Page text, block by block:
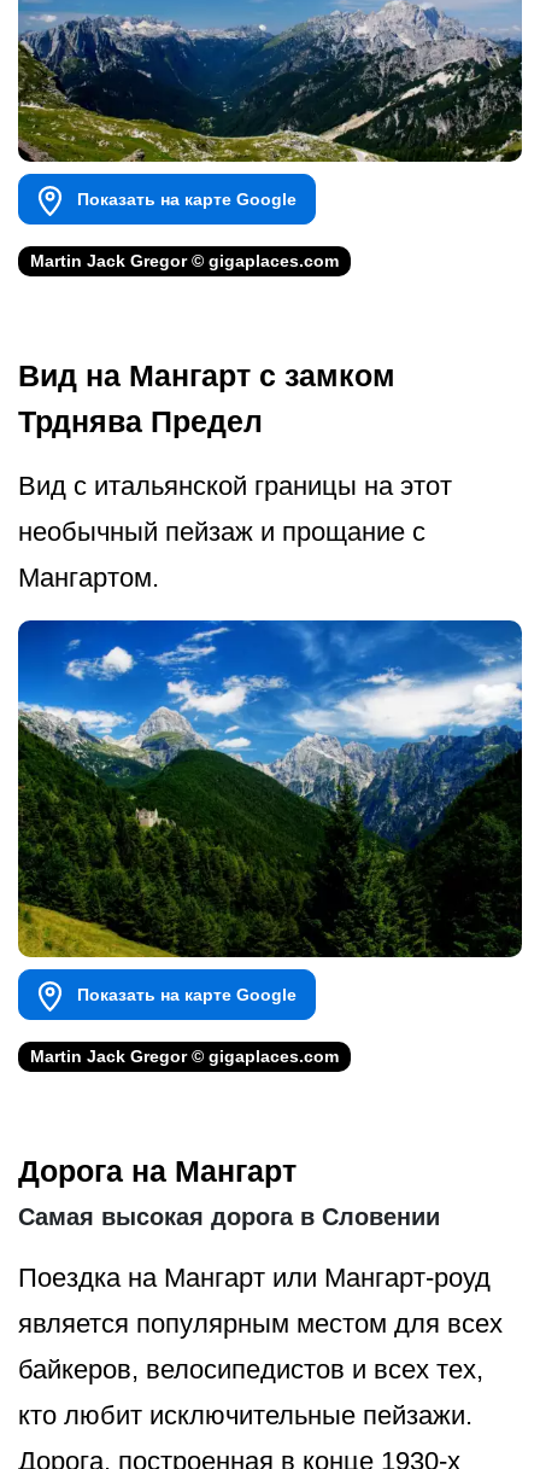
Показать на карте Google
Martin Jack Gregor © gigaplaces.com
Вид на Мангарт с замком
Трднява Предел
Вид с итальянской границы на этот
необычный пейзаж и прощание с
Мангартом.
Показать на карте Google
Martin Jack Gregor © gigaplaces.com
Дорога на Мангарт
Самая высокая дорога в Словении
Поездка на Мангарт или Мангарт-роуд
является популярным местом для всех
байкеров, велосипедистов и всех тех,
кто любит исключительные пейзажи.
Дорога, построенная в конце 1930-х